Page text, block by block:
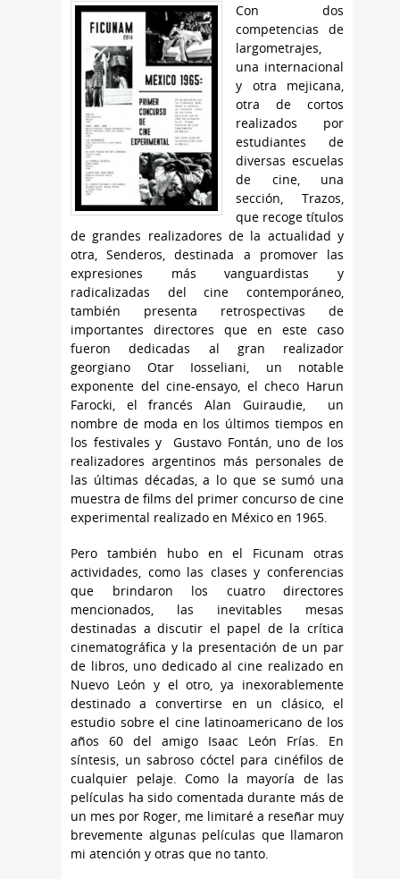
Con dos
competencias de
largometrajes,
una internacional
y otra mejicana,
otra de cortos
realizados por
estudiantes de
diversas escuelas
de cine, una
sección, Trazos,
que recoge títulos
de grandes realizadores de la actualidad y
otra, Senderos, destinada a promover las
expresiones más vanguardistas y
radicalizadas del cine contemporáneo,
también presenta retrospectivas de
importantes directores que en este caso
fueron dedicadas al gran realizador
georgiano Otar Iosseliani, un notable
exponente del cine-ensayo, el checo Harun
Farocki, el francés Alan Guiraudie, un
nombre de moda en los últimos tiempos en
los festivales y Gustavo Fontán, uno de los
realizadores argentinos más personales de
las últimas décadas, a lo que se sumó una
muestra de films del primer concurso de cine
experimental realizado en México en 1965.
Pero también hubo en el Ficunam otras
actividades, como las clases y conferencias
que brindaron los cuatro directores
mencionados, las inevitables mesas
destinadas a discutir el papel de la crítica
cinematográfica y la presentación de un par
de libros, uno dedicado al cine realizado en
Nuevo León y el otro, ya inexorablemente
destinado a convertirse en un clásico, el
estudio sobre el cine latinoamericano de los
años 60 del amigo Isaac León Frías. En
síntesis, un sabroso cóctel para cinéfilos de
cualquier pelaje. Como la mayoría de las
películas ha sido comentada durante más de
un mes por Roger, me limitaré a reseñar muy
brevemente algunas películas que llamaron
mi atención y otras que no tanto.